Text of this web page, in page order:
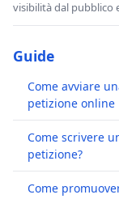
visibilità dal pubblico
Guide
Come avviare
petizione online
Come scrivere
petizione?
Come